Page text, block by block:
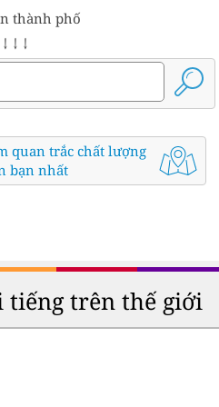
thành phố
↓ ↓ ↓
quan trắc chất lượng
bạn nhất
tiếng trên thế giới